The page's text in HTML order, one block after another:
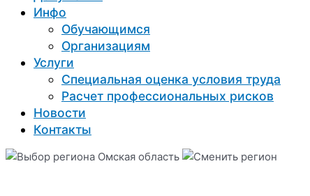
Инфо
Обучающимся
Организациям
Услуги
Специальная оценка условия труда
Расчет профессиональных рисков
Новости
Контакты
Омская область